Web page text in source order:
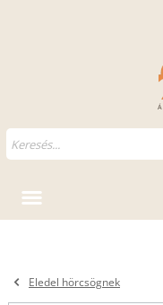
Eledel hörcsögnek